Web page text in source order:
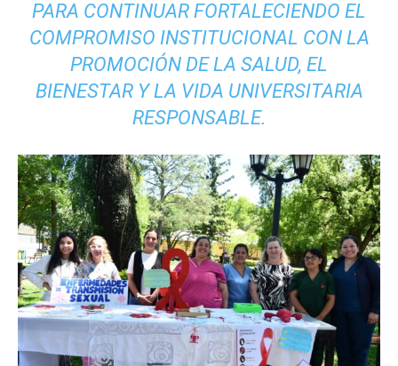
PARA CONTINUAR FORTALECIENDO EL
COMPROMISO INSTITUCIONAL CON LA
PROMOCIÓN DE LA SALUD, EL
BIENESTAR Y LA VIDA UNIVERSITARIA
RESPONSABLE.